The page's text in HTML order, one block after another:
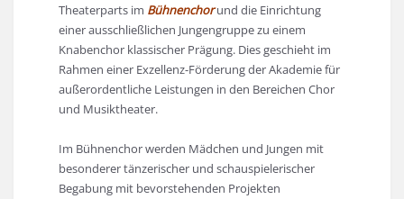
Theaterparts im Bühnenchorund die Einrichtung
einer ausschließlichen Jungengruppe zu einem
Knabenchor klassischer Prägung. Dies geschieht im
Rahmen einer Exzellenz-Förderung der Akademie für
außerordentliche Leistungen in den Bereichen Chor
und Musiktheater.
Im Bühnenchor werden Mädchen und Jungen mit
besonderer tänzerischer und schauspielerischer
Begabung mit bevorstehenden Projekten